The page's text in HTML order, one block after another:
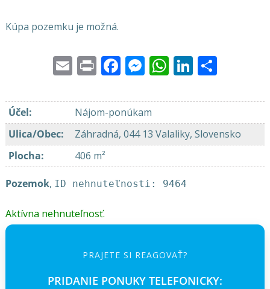
Kúpa pozemku je možná.
EmailPrintFacebook
Messenger
WhatsApp
LinkedIn
Účel:
Nájom-ponúkam
Ulica/Obec:
Záhradná, 044 13 Valaliky, Slovensko
Plocha: 406 m²
Pozemok, ID nehnuteľnosti: 9464
Aktívna nehnuteľnosť.
PRAJETE SI REAGOVAŤ?
PRIDANIE PONUKY TELEFONICKY: